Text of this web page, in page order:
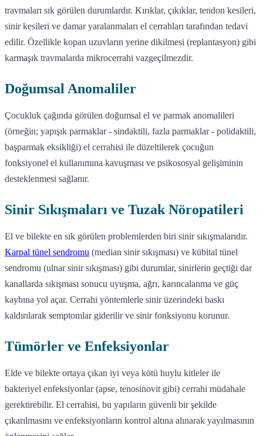
travmaları sık görülen durumlardır. Kırıklar, çıkıklar, tendon kesileri,
sinir kesileri ve damar yaralanmaları el cerrahları tarafından tedavi
edilir. Özellikle kopan uzuvların yerine dikilmesi (replantasyon) gibi
karmaşık travmalarda mikrocerrahi vazgeçilmezdir.
Doğumsal Anomaliler
Çocukluk çağında görülen doğumsal el ve parmak anomalileri
(örneğin; yapışık parmaklar - sindaktili, fazla parmaklar - polidaktili,
başparmak eksikliği) el cerrahisi ile düzeltilerek çocuğun
fonksiyonel el kullanımına kavuşması ve psikososyal gelişiminin
desteklenmesi sağlanır.
Sinir Sıkışmaları ve Tuzak Nöropatileri
El ve bilekte en sık görülen problemlerden biri sinir sıkışmalarıdır.
Karpal tünel sendromu (median sinir sıkışması) ve kübital tünel
sendromu (ulnar sinir sıkışması) gibi durumlar, sinirlerin geçtiği dar
kanallarda sıkışması sonucu uyuşma, ağrı, karıncalanma ve güç
kaybına yol açar. Cerrahi yöntemlerle sinir üzerindeki baskı
kaldırılarak semptomlar giderilir ve sinir fonksiyonu korunur.
Tümörler ve Enfeksiyonlar
Elde ve bilekte ortaya çıkan iyi veya kötü huylu kitleler ile
bakteriyel enfeksiyonlar (apse, tenosinovit gibi) cerrahi müdahale
gerektirebilir. El cerrahisi, bu yapıların güvenli bir şekilde
çıkarılmasını ve enfeksiyonların kontrol altına alınarak yayılmasının